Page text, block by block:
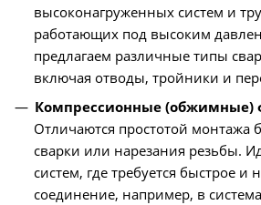
высоконагруженных систем и
работающих под высоким
предлагаем различные типы
включая отводы, тройники и
Компрессионные (обжимные)
Отличаются простотой монтажа
сварки или нарезания резьбы.
систем, где требуется быстрое и
соединение, например, в